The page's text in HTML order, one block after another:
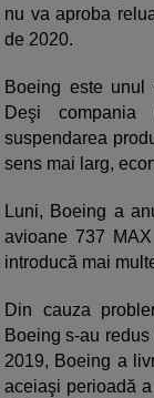
nu va aproba
de 2020.
Boeing este unul
Deşi compania
suspendarea
sens mai larg,
Luni, Boeing a
avioane 737
introducă mai
Din cauza
Boeing s-au
2019, Boeing a
aceiaşi perioadă